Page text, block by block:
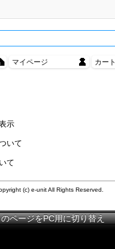
マイページ カート
示
いて
て
(c) e-unit All Rights Reserved.
ページをPC用に切り替え